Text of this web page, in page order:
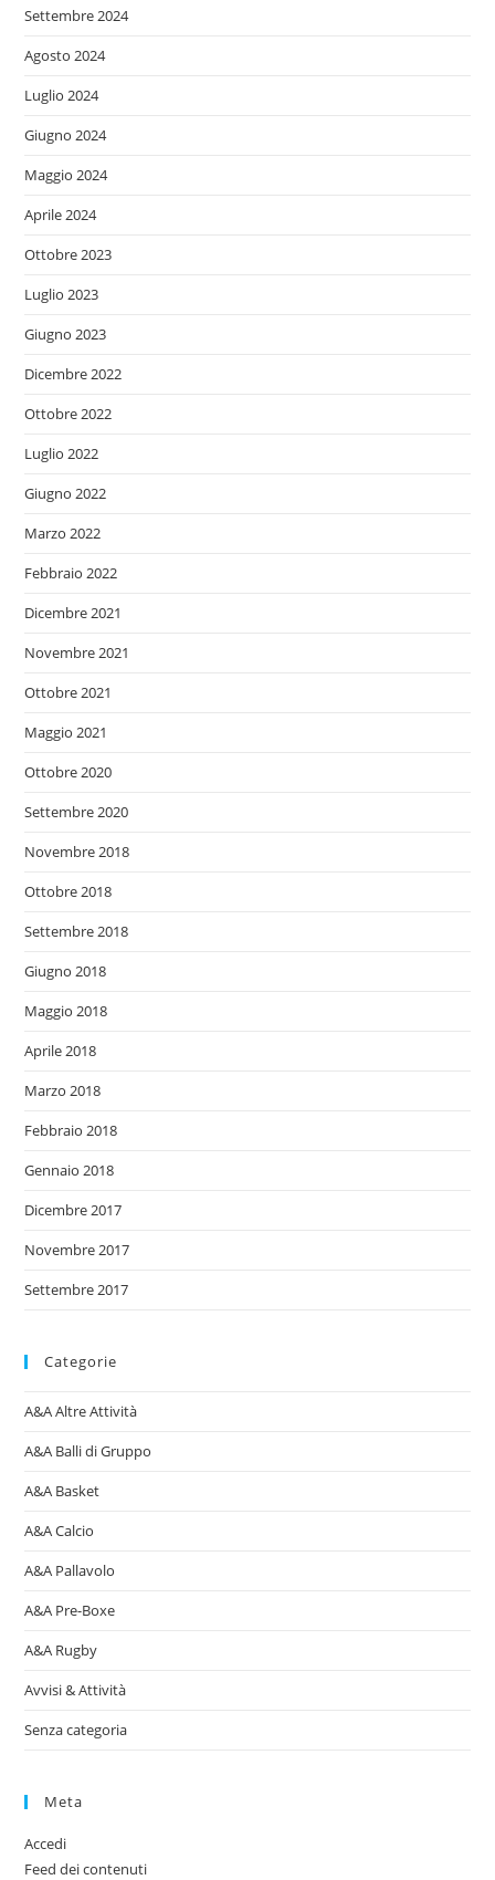
Settembre 2024
Agosto 2024
Luglio 2024
Giugno 2024
Maggio 2024
Aprile 2024
Ottobre 2023
Luglio 2023
Giugno 2023
Dicembre 2022
Ottobre 2022
Luglio 2022
Giugno 2022
Marzo 2022
Febbraio 2022
Dicembre 2021
Novembre 2021
Ottobre 2021
Maggio 2021
Ottobre 2020
Settembre 2020
Novembre 2018
Ottobre 2018
Settembre 2018
Giugno 2018
Maggio 2018
Aprile 2018
Marzo 2018
Febbraio 2018
Gennaio 2018
Dicembre 2017
Novembre 2017
Settembre 2017
Categorie
A&A Altre Attività
A&A Balli di Gruppo
A&A Basket
A&A Calcio
A&A Pallavolo
A&A Pre-Boxe
A&A Rugby
Avvisi & Attività
Senza categoria
Meta
Accedi
Feed dei contenuti